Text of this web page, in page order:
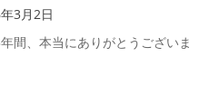
3月2日
間、本当にありがとうございま